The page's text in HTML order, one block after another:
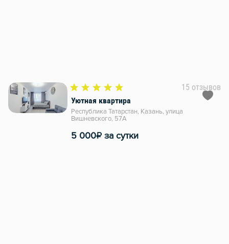
15 отзывов
Уютная квартира
Республика Татарстан, Казань, улица
Вишневского, 57А
5 000₽ за сутки